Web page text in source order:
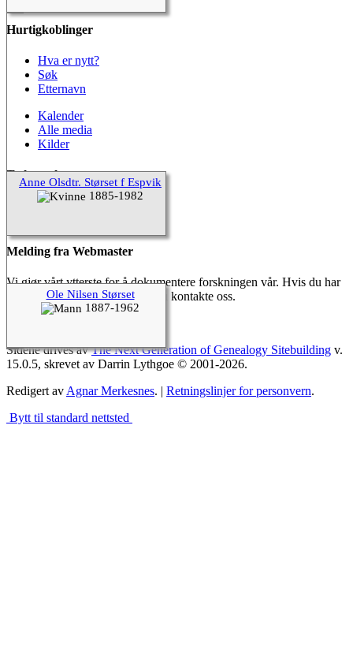
Anne Olsdtr. Størset f Espvik
1885-1982
Ole Nilsen Størset
1887-1962
Hurtigkoblinger
Hva er nytt?
Søk
Etternavn
Kalender
Alle media
Kilder
Ta kontakt
Ta kontakt
Melding fra Webmaster
Vi gjør vårt ytterste for å dokumentere forskningen vår. Hvis du har
noe du ønsker å legge til, kan du kontakte oss.
Sidene drives avThe Next Generation of Genealogy Sitebuilding v.
15.0.5, skrevet av Darrin Lythgoe © 2001-2026.
Redigert av Agnar Merkesnes. | Retningslinjer for personvern.
Bytt til standard nettsted